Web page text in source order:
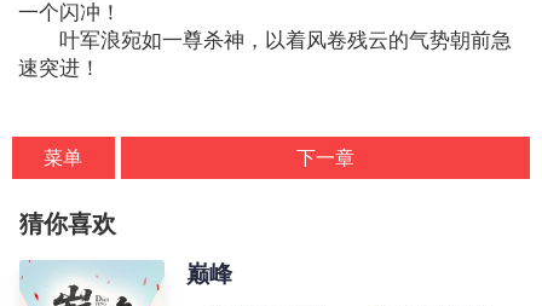
一个闪冲！
叶军浪宛如一尊杀神，以着风卷残云的气势朝前急
速突进！
菜单 下一章
猜你喜欢
巅峰